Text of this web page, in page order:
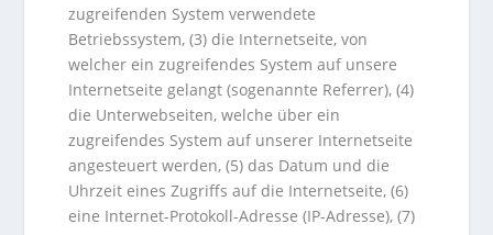
zugreifenden System verwendete
Betriebssystem, (3) die Internetseite, von
welcher ein zugreifendes System auf unsere
Internetseite gelangt (sogenannte Referrer), (4)
die Unterwebseiten, welche über ein
zugreifendes System auf unserer Internetseite
angesteuert werden, (5) das Datum und die
Uhrzeit eines Zugriffs auf die Internetseite, (6)
eine Internet-Protokoll-Adresse (IP-Adresse), (7)